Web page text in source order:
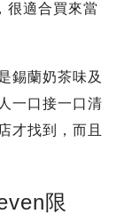
很適合買來當
錫蘭奶茶味及
一口接一口清
才找到，而且
限